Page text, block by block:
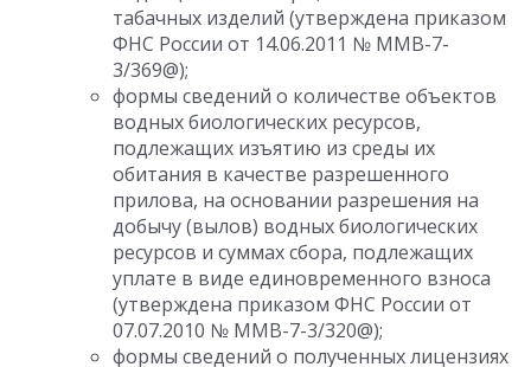
табачных изделий (утверждена приказом
ФНС России от 14.06.2011 № ММВ-7-
3/369@);
формы сведений о количестве объектов
водных биологических ресурсов,
подлежащих изъятию из среды их
обитания в качестве разрешенного
прилова, на основании разрешения на
добычу (вылов) водных биологических
ресурсов и суммах сбора, подлежащих
уплате в виде единовременного взноса
(утверждена приказом ФНС России от
07.07.2010 № ММВ-7-3/320@);
формы сведений о полученных лицензиях